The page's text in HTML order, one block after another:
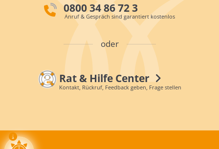
0800 34 86 72 3
Anruf & Gespräch sind garantiert kostenlos
oder
Rat & Hilfe Center
Kontakt, Rückruf, Feedback geben, Frage stellen